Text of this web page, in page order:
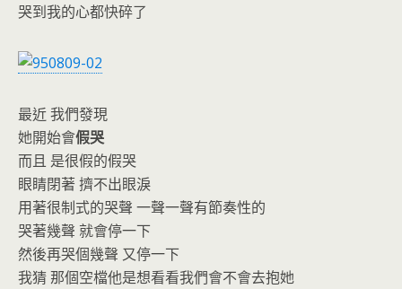
哭到我的心都快碎了
最近 我們發現
她開始會假哭
而且 是很假的假哭
眼睛閉著 擠不出眼淚
用著很制式的哭聲 一聲一聲有節奏性的
哭著幾聲 就會停一下
然後再哭個幾聲 又停一下
我猜 那個空檔他是想看看我們會不會去抱她